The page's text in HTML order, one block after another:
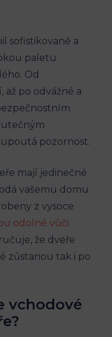
sofistikovaně a
paletu
Od
až po odvážné a
pozornost.
mají jedinečné
vašemu domu
z vysoce
odolné vůči
že dveře
zůstanou tak i po
vchodové